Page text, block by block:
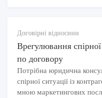
Договірні відносини
Врегулювання спірної
по договору
Потрібна юридична
спірної ситуації із
мною маркетингових